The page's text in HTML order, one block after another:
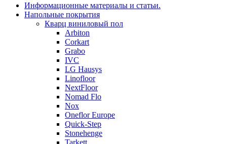
Информационные материалы и статьи.
Напольные покрытия
Кварц виниловый пол
Arbiton
Corkart
Grabo
IVC
LG Hausys
Linofloor
NextFloor
Nomad Flo
Nox
Oneflor Europe
Quick-Step
Stonehenge
Tarkett